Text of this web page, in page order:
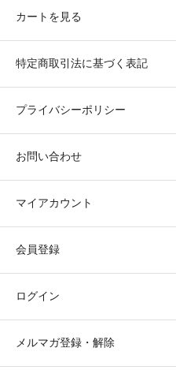
カートを見る
特定商取引法に基づく表記
プライバシーポリシー
お問い合わせ
マイアカウント
会員登録
ログイン
メルマガ登録・解除